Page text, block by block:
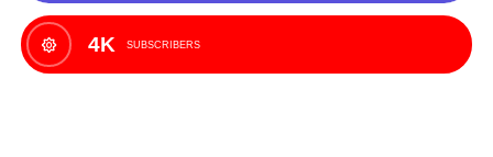
4K SUBSCRIBERS